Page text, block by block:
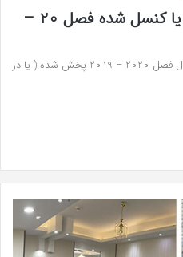
لیستی از سریال های تمام یا کنسل شده فصل 20 –
در ادامه لیستی از سریال هایی که در طول فصل 2020 – 2019 پخش شده ( یا در